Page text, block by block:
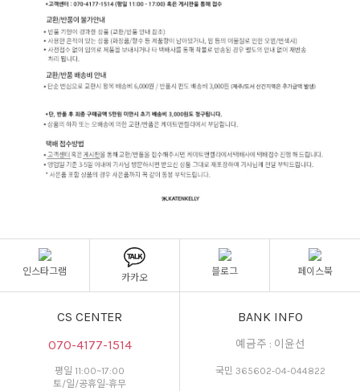
인스타그램
카카오
블로그 페이스북
CS CENTER
070-4177-1514
평일 11:00~17:00
토/일/공휴일-휴무
BANK INFO
예금주 : 이윤선
국민 365602-04-044822